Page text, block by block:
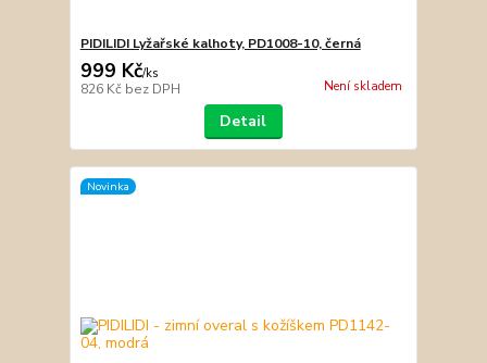
PIDILIDI Lyžařské kalhoty, PD1008-10, černá
999 Kč/ks
826 Kč bez DPH Není skladem
Detail
Novinka